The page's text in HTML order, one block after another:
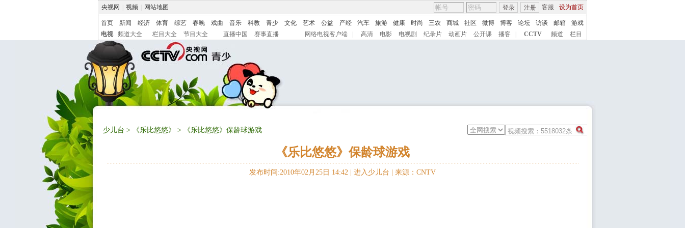
央视网 视频 网站地图 客服 设为首页
登录 注册
首页 新闻 经济 体育 综艺 春晚 戏曲 音乐 科教 青少 文化 艺术 公益 产经 汽车 旅游 健康 时尚 三农 商城 社区 微博 博客 论坛 访谈 邮箱
游戏
电视
频道大全 栏目大全 节目大全 直播中国 赛事直播 网络电视客户端 高清 电影 电视剧 纪录片 动画片 公开课 播客 CCTV 频道 栏目
少儿台 > 《乐比悠悠》 > 《乐比悠悠》保龄球游戏
《乐比悠悠》保龄球游戏
发布时间:2010年02月25日 14:42 | 进入少儿台 来源：CNTV